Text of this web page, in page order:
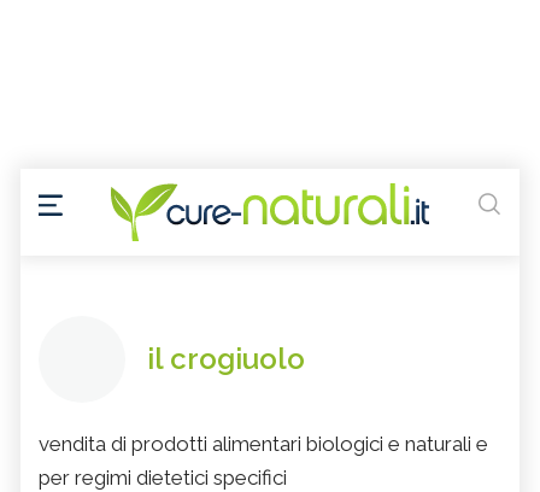
il crogiuolo
vendita di prodotti alimentari biologici e naturali e
per regimi dietetici specifici